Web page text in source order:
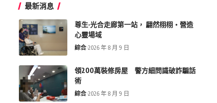
最新消息
尊生·光合走廊第一站， 翩然栩栩・營造
心靈場域
綜合 2026 年 8 月 9 日
領200萬裝修房屋 警方細問識破詐騙話
術
綜合 2026 年 8 月 9 日